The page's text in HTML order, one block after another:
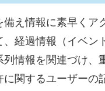
え情報に素早くア
、経過情報（イベン
列情報を関連づけ、
に関するユーザーの